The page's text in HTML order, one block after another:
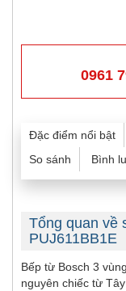
0961
Đặc điểm nổi bật
So sánh
Bình
Tổng quan về
PUJ611BB1E
Bếp từ Bosch 3
nguyên chiếc từ